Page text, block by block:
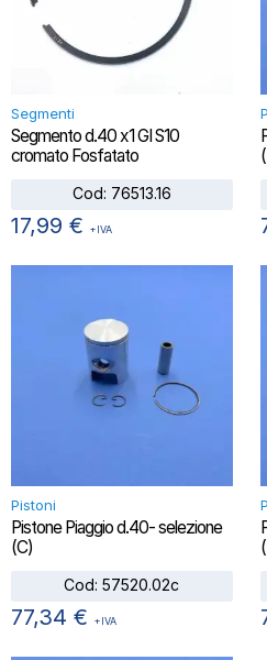
Segmenti
Segmento d.40 x1 GI S10
cromato Fosfatato
Cod: 76513.16
17,99 € +IVA
Pistoni
Pistone Piaggio d.40- selezione
(C)
Cod: 57520.02c
77,34 € +IVA